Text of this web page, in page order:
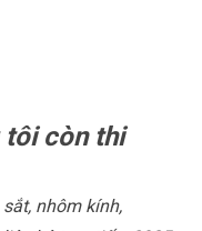
tôi còn thi
nhôm kính,